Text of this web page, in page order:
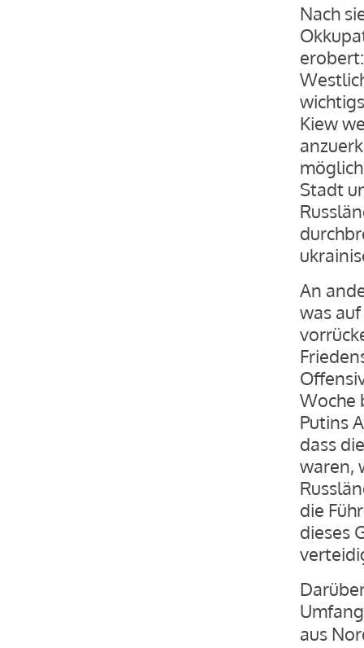
Nach
Kiew
Stadt
An
was
Woche
Putins
dass
waren,
die
dieses
aus